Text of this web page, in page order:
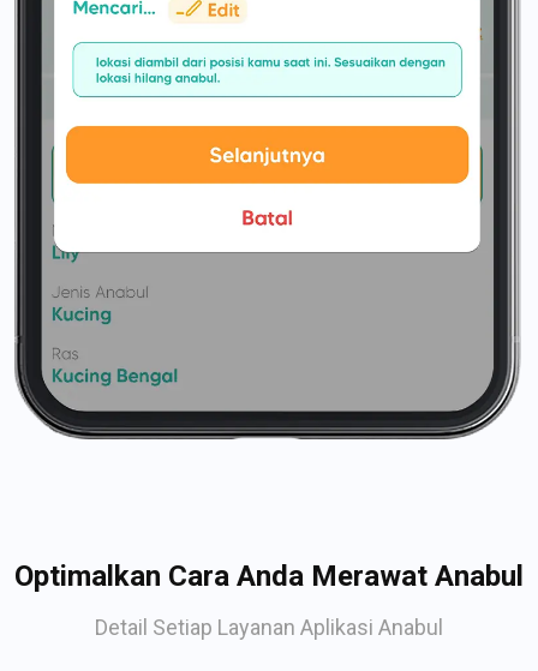
Optimalkan Cara Anda Merawat Anabul
Detail Setiap Layanan Aplikasi Anabul